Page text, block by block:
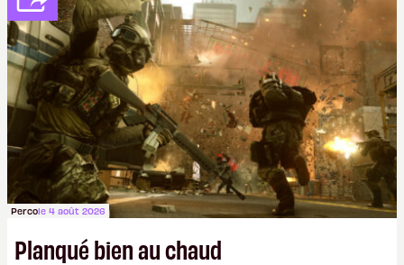
studios et licenciements massifs. En gros, essorer
FCetBattlefield, puis virer le reste.P.
Percole 4 août 2026
Planqué bien au chaud